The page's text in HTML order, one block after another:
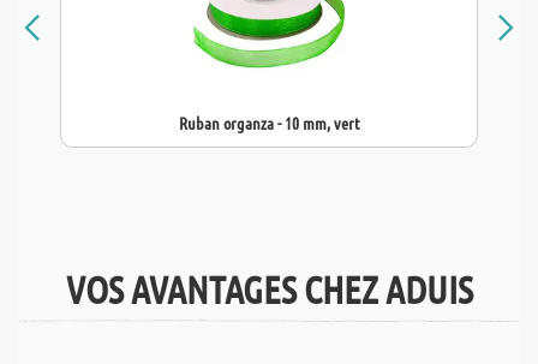
Ruban organza - 10 mm, vert
VOS AVANTAGES CHEZ ADUIS